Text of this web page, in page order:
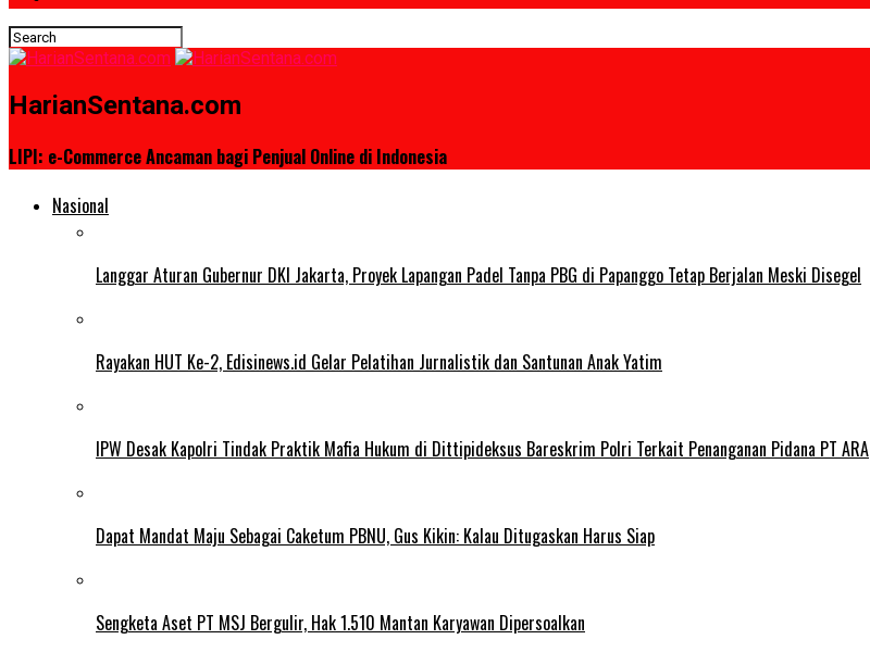
HarianSentana.com
LIPI: e-Commerce Ancaman bagi Penjual Online di Indonesia
Nasional
Langgar Aturan Gubernur DKI Jakarta, Proyek Lapangan Padel Tanpa PBG di Papanggo Tetap Berjalan Meski Disegel
Rayakan HUT Ke-2, Edisinews.id Gelar Pelatihan Jurnalistik dan Santunan Anak Yatim
IPW Desak Kapolri Tindak Praktik Mafia Hukum di Dittipideksus Bareskrim Polri Terkait Penanganan Pidana PT ARA
Dapat Mandat Maju Sebagai Caketum PBNU, Gus Kikin: Kalau Ditugaskan Harus Siap
Sengketa Aset PT MSJ Bergulir, Hak 1.510 Mantan Karyawan Dipersoalkan